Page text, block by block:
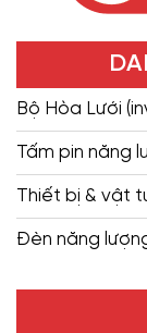
Bộ Hòa Lưới
Tấm pin năng
Thiết bị & vật
Đèn năng